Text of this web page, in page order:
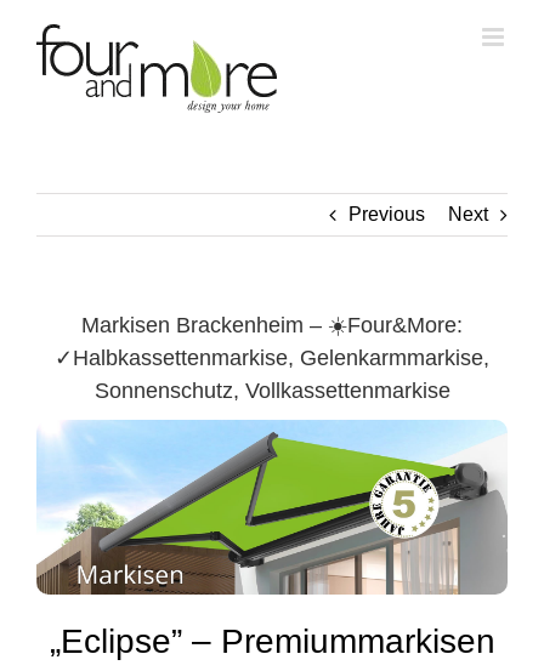
content
Previous Next
Markisen Brackenheim – ☀️Four&More:
✓Halbkassettenmarkise, Gelenkarmmarkise,
Sonnenschutz, Vollkassettenmarkise
„Eclipse” – Premiummarkisen